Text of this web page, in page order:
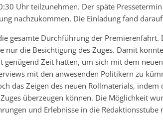
Uhr teilzunehmen. Der späte
nachzukommen. Die Einladung fand
gesamte Durchführung der Premierenfahrt.
nur die Besichtigung des Zuges. Damit
genügend Zeit hatten, um sich mit dem
mit den anwesenden Politikern zu
das Zeigen des neuen Rollmaterials,
überzeugen können. Die Möglichkeit
und Erlebnisse in die Redaktionsstube